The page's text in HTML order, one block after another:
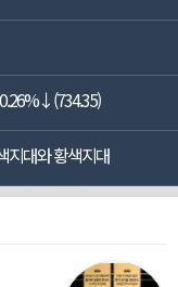
지대와 황색지대